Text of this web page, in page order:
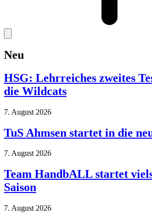
Neu
HSG: Lehrreiches zweites
die Wildcats
7. August 2026
TuS Ahmsen startet in die
7. August 2026
Team HandbALL startet
Saison
7. August 2026